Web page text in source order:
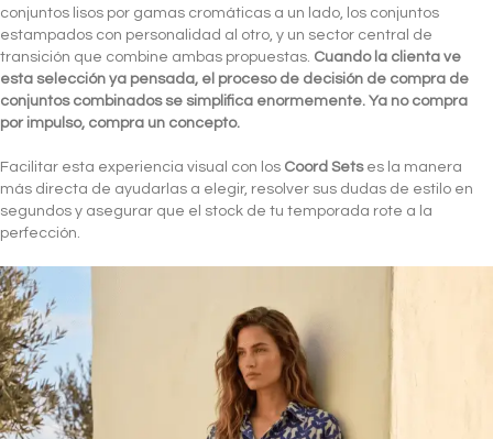
conjuntos lisos por gamas cromáticas a un lado, los conjuntos
estampados con personalidad al otro, y un sector central de
transición que combine ambas propuestas. Cuando la clienta ve
esta selección ya pensada, el proceso de decisión de compra de
conjuntos combinados se simplifica enormemente. Ya no compra
por impulso, compra un concepto.
Facilitar esta experiencia visual con los Coord Setses la manera
más directa de ayudarlas a elegir, resolver sus dudas de estilo en
segundos y asegurar que el stock de tu temporada rote a la
perfección.